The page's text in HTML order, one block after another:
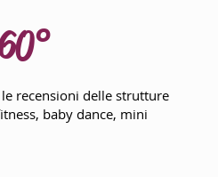
recensioni delle strutture
baby dance, mini